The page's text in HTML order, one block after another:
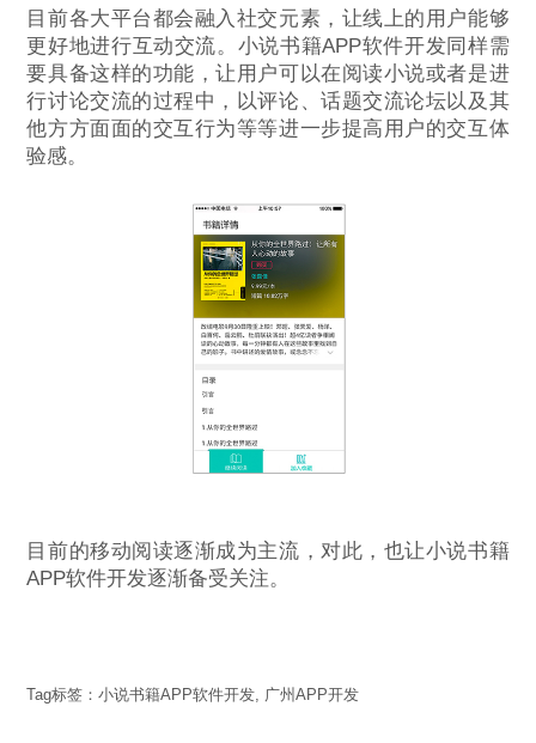
目前各大平台都会融入社交元素，让线上的用户能够
更好地进行互动交流。小说书籍APP软件开发同样需
要具备这样的功能，让用户可以在阅读小说或者是进
行讨论交流的过程中，以评论、话题交流论坛以及其
他方方面面的交互行为等等进一步提高用户的交互体
验感。
目前的移动阅读逐渐成为主流，对此，也让小说书籍
APP软件开发逐渐备受关注。
Tag标签：小说书籍APP软件开发, 广州APP开发